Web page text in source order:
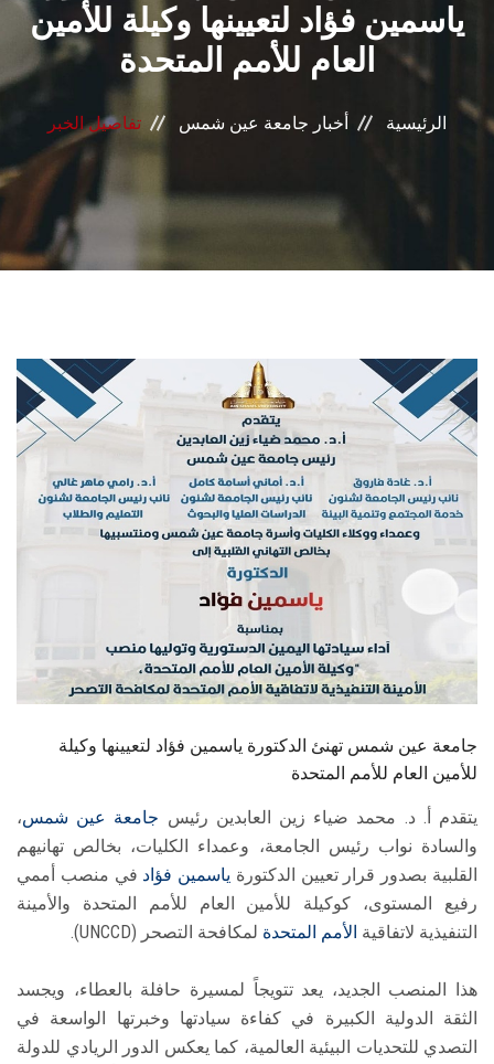
البحث العلمي
المراكز والوحدات
الأنظمة الذكية
الطلاب
هيئة التدريس
الدراسات العليا
الموظفون
الزائـرون
ياسمين فؤاد لتعيينها وكيلة للأمين
العام للأمم المتحدة
الرئيسية أخبار جامعة عين شمس تفاصيل الخبر
جامعة عين شمس تهنئ الدكتورة ياسمين فؤاد لتعيينها وكيلة
للأمين العام للأمم المتحدة
يتقدم أ. د. محمد ضياء زين العابدين رئيس جامعة عين شمس،
والسادة نواب رئيس الجامعة، وعمداء الكليات، بخالص تهانيهم
القلبية بصدور قرار تعيين الدكتورة ياسمين فؤاد في منصب أممي
رفيع المستوى، كوكيلة للأمين العام للأمم المتحدة والأمينة
التنفيذية لاتفاقية الأمم المتحدة لمكافحة التصحر (UNCCD).
هذا المنصب الجديد، يعد تتويجاً لمسيرة حافلة بالعطاء، ويجسد
الثقة الدولية الكبيرة في كفاءة سيادتها وخبرتها الواسعة في
التصدي للتحديات البيئية العالمية، كما يعكس الدور الريادي للدولة